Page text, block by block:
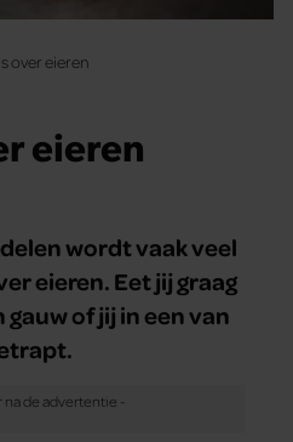
over eieren
eieren
wordt vaak veel
eieren. Eet jij graag
of jij in een van